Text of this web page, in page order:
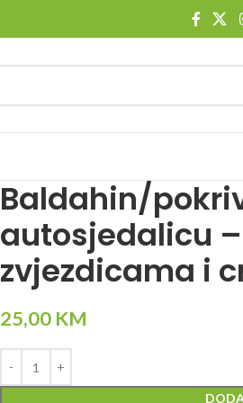
Baldahin/
autosjedalicu
zvjezdicama i
25,00 KM